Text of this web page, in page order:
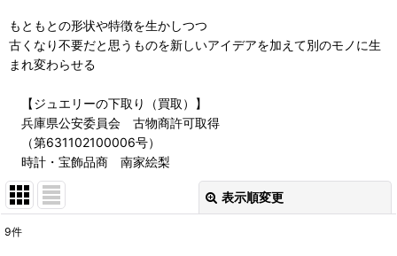
もともとの形状や特徴を生かしつつ
古くなり不要だと思うものを新しいアイデアを加えて別のモノに生
まれ変わらせる
【ジュエリーの下取り（買取）】
兵庫県公安委員会 古物商許可取得
（第631102100006号）
時計・宝飾品商 南家絵梨
表示順変更
9件